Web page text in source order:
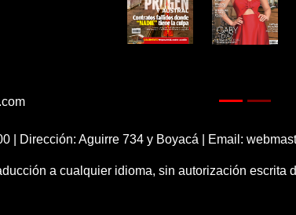
| Dirección: Aguirre 734 y Boyacá | Email:
a cualquier idioma, sin autorización escrita